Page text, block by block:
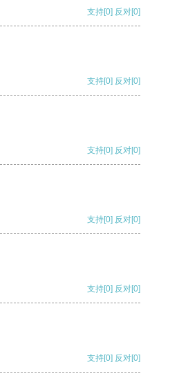
支持[0] 反对[0]
支持[0] 反对[0]
支持[0] 反对[0]
支持[0] 反对[0]
支持[0] 反对[0]
支持[0] 反对[0]